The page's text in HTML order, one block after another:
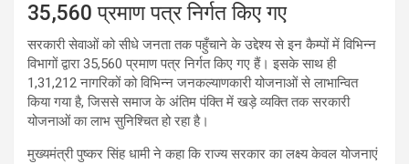
35,560 प्रमाण पत्र निर्गत किए गए
सरकारी सेवाओं को सीधे जनता तक पहुँचाने के उद्देश्य से इन कैम्पों में विभिन्न
विभागों द्वारा 35,560 प्रमाण पत्र निर्गत किए गए हैं। इसके साथ ही
1,31,212 नागरिकों को विभिन्न जनकल्याणकारी योजनाओं से लाभान्वित
किया गया है, जिससे समाज के अंतिम पंक्ति में खड़े व्यक्ति तक सरकारी
योजनाओं का लाभ सुनिश्चित हो रहा है।
मुख्यमंत्री पुष्कर सिंह धामी ने कहा कि राज्य सरकार का लक्ष्य केवल योजनाएं